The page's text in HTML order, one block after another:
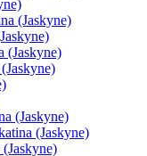
(Jaskyne)
(Jaskyne)
(Jaskyne)
(Jaskyne)